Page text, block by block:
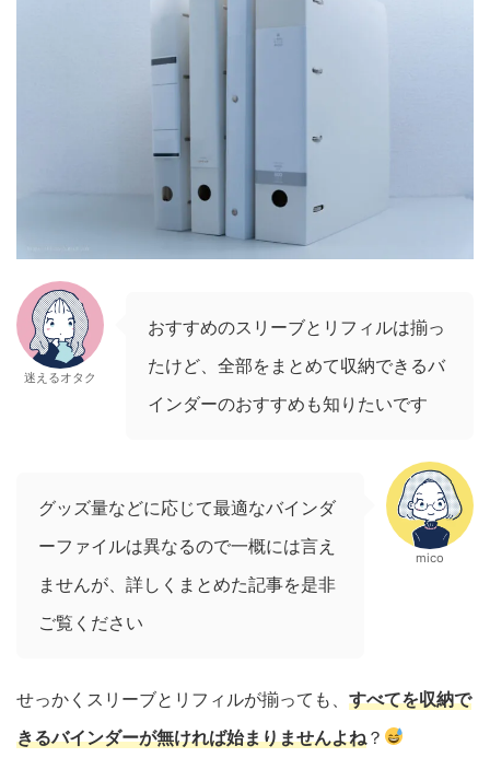
迷えるオタク
おすすめのスリーブとリフィルは揃っ
たけど、全部をまとめて収納できるバ
インダーのおすすめも知りたいです
グッズ量などに応じて最適なバインダ
ーファイルは異なるので一概には言え
ませんが、詳しくまとめた記事を是非
ご覧ください
mico
せっかくスリーブとリフィルが揃っても、 すべてを収納で
きるバインダーが無ければ始まりませんよね ？